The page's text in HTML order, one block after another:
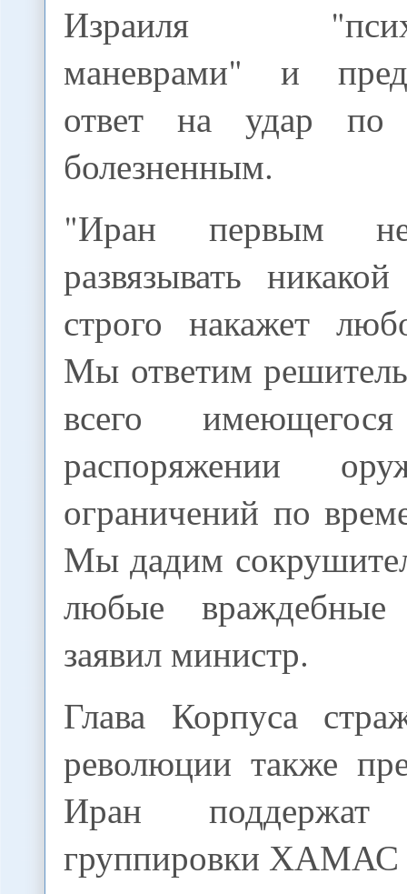
Израиля
маневрами" и
ответ на удар по
болезненным.
"Иран первым не
развязывать
строго накажет
Мы ответим
всего
распоряжении
ограничений по
Мы дадим
любые
заявил министр.
Глава Корпуса
революции также
Иран поддержат
группировки ХАМАС